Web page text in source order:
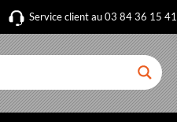
Service client au 03 84 36 15 41